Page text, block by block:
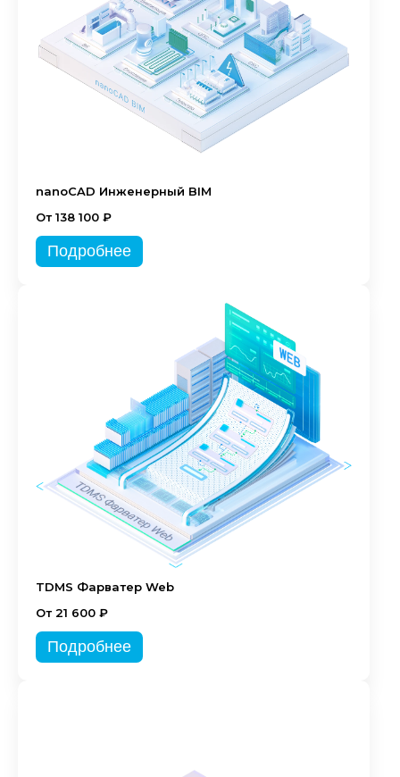
nanoCAD Инженерный BIM
От 138 100 ₽
Подробнее
TDMS Фарватер Web
От 21 600 ₽
Подробнее